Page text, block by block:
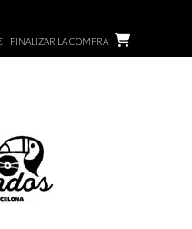
FINALIZAR LA COMPRA